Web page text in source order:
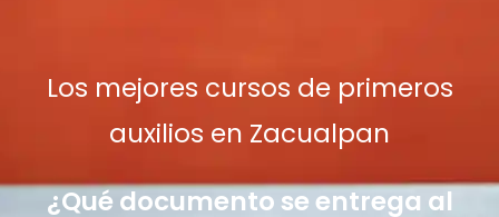
Los mejores cursos de primeros
auxilios en Zacualpan
¿Qué documento se entrega al